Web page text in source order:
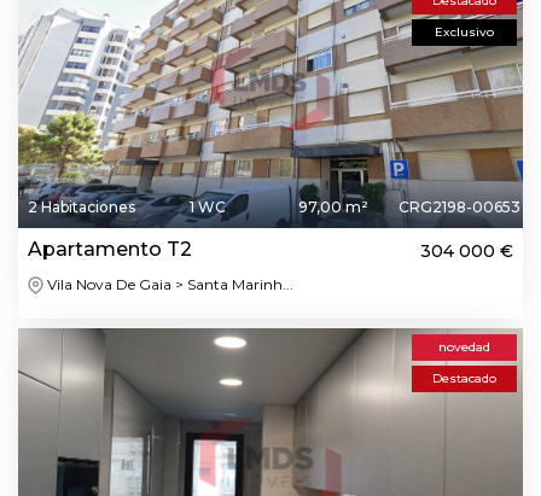
Exclusivo
2 Habitaciones 1 WC 97,00 m² CRG2198-00653
Apartamento T2 304 000 €
Vila Nova De Gaia > Santa Marinh...
novedad
Destacado